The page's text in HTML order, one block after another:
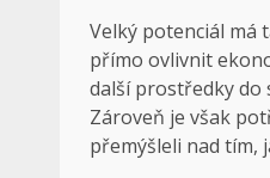
Velký potenciál má
přímo ovlivnit
další prostředky do
Zároveň je však
přemýšleli nad tím,